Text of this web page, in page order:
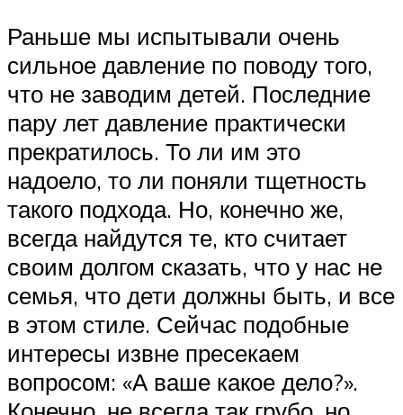
Раньше мы испытывали очень
сильное давление по поводу того,
что не заводим детей. Последние
пару лет давление практически
прекратилось. То ли им это
надоело, то ли поняли тщетность
такого подхода. Но, конечно же,
всегда найдутся те, кто считает
своим долгом сказать, что у нас не
семья, что дети должны быть, и все
в этом стиле. Сейчас подобные
интересы извне пресекаем
вопросом: «А ваше какое дело?».